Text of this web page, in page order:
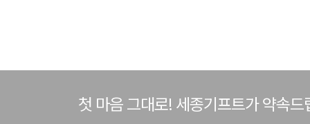
첫 마음 그대로! 세종기프트가 약속드